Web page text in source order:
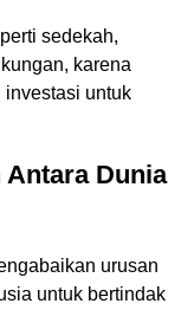
sedekah,
karena
investasi untuk
Antara Dunia
urusan
untuk bertindak